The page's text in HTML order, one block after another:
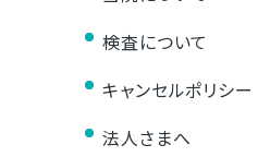
検査について
キャンセルポリシー
法人さまへ